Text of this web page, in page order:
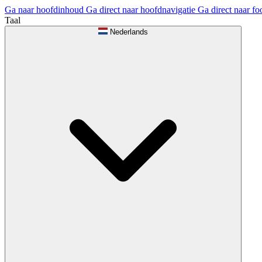
Ga naar hoofdinhoud Ga direct naar hoofdnavigatie Ga direct naar
Taal
Nederlands